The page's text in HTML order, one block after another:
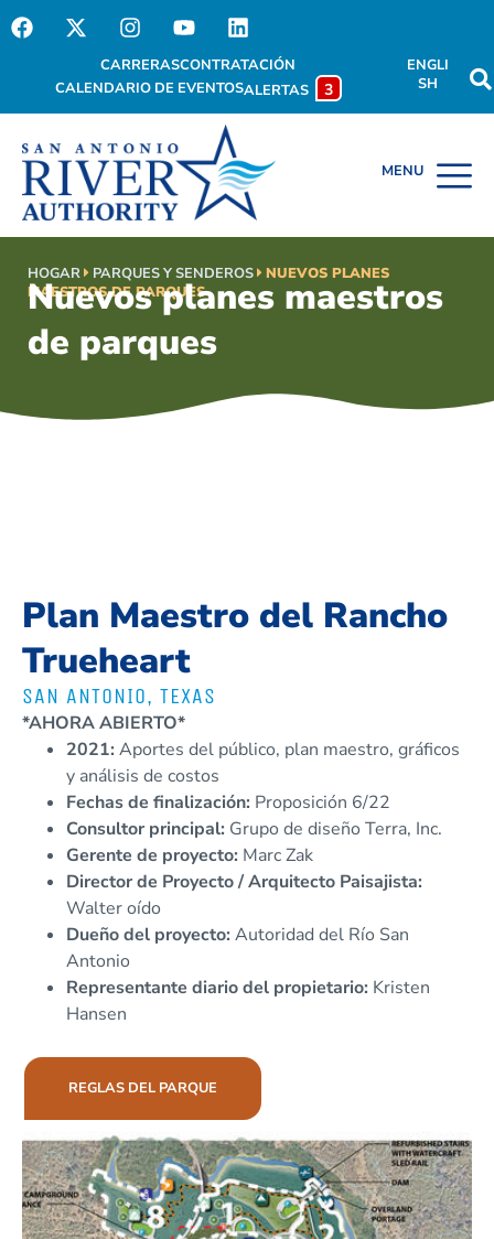
CARRERASCONTRATACIÓN
CALENDARIO DE EVENTOSALERTAS 3
ENGLI
SH
HOGAR PARQUES Y SENDEROS
NUEVOS PLANES
MAESTROS DE PARQUES
Nuevos planes maestros
de parques
Plan Maestro del Rancho
Trueheart
SAN ANTONIO, TEXAS
*AHORA ABIERTO*
2021: Aportes del público, plan maestro, gráficos
y análisis de costos
Fechas de finalización: Proposición 6/22
Consultor principal: Grupo de diseño Terra, Inc.
Gerente de proyecto: Marc Zak
Director de Proyecto / Arquitecto Paisajista:
Walter oído
Dueño del proyecto: Autoridad del Río San
Antonio
Representante diario del propietario: Kristen
Hansen
REGLAS DEL PARQUE